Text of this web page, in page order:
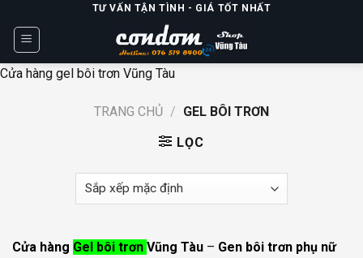
content
TƯ VẤN TẬN TÌNH - GIÁ TỐT NHẤT
Cửa hàng gel bôi trơn Vũng Tàu
TRANG CHỦ / GEL BÔI TRƠN
LỌC
Cửa hàng Gel bôi trơn Vũng Tàu – Gen bôi trơn phụ nữ